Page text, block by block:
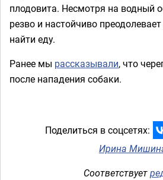
плодовита. Несмотря на водный
резво и настойчиво
найти еду.
Ранее мы рассказывали, что
после нападения собаки.
Поделиться в соцсетях:
Ирина
Соответствует